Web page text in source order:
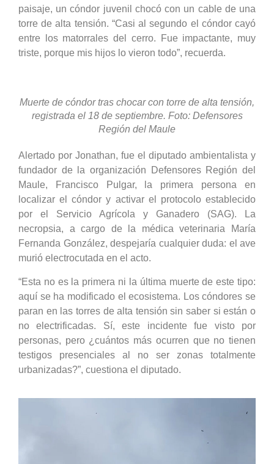
paisaje, un cóndor juvenil chocó con un cable de una
torre de alta tensión. “Casi al segundo el cóndor cayó
entre los matorrales del cerro. Fue impactante, muy
triste, porque mis hijos lo vieron todo”, recuerda.
Muerte de cóndor tras chocar con torre de alta tensión,
registrada el 18 de septiembre. Foto: Defensores
Región del Maule
Alertado por Jonathan, fue el diputado ambientalista y
fundador de la organización Defensores Región del
Maule, Francisco Pulgar, la primera persona en
localizar el cóndor y activar el protocolo establecido
por el Servicio Agrícola y Ganadero (SAG). La
necropsia, a cargo de la médica veterinaria María
Fernanda González, despejaría cualquier duda: el ave
murió electrocutada en el acto.
“Esta no es la primera ni la última muerte de este tipo:
aquí se ha modificado el ecosistema. Los cóndores se
paran en las torres de alta tensión sin saber si están o
no electrificadas. Sí, este incidente fue visto por
personas, pero ¿cuántos más ocurren que no tienen
testigos presenciales al no ser zonas totalmente
urbanizadas?”, cuestiona el diputado.